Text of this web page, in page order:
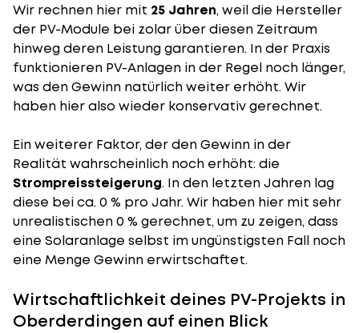
Wir rechnen hier mit 25 Jahren, weil die Hersteller
der PV-Module bei zolar über diesen Zeitraum
hinweg deren Leistung garantieren. In der Praxis
funktionieren PV-Anlagen in der Regel noch länger,
was den Gewinn natürlich weiter erhöht. Wir
haben hier also wieder konservativ gerechnet.
Ein weiterer Faktor, der den Gewinn in der
Realität wahrscheinlich noch erhöht: die
Strompreissteigerung. In den letzten Jahren lag
diese bei ca. 0 % pro Jahr. Wir haben hier mit sehr
unrealistischen 0 % gerechnet, um zu zeigen, dass
eine Solaranlage selbst im ungünstigsten Fall noch
eine Menge Gewinn erwirtschaftet.
Wirtschaftlichkeit deines PV-Projekts in
Oberderdingen auf einen Blick